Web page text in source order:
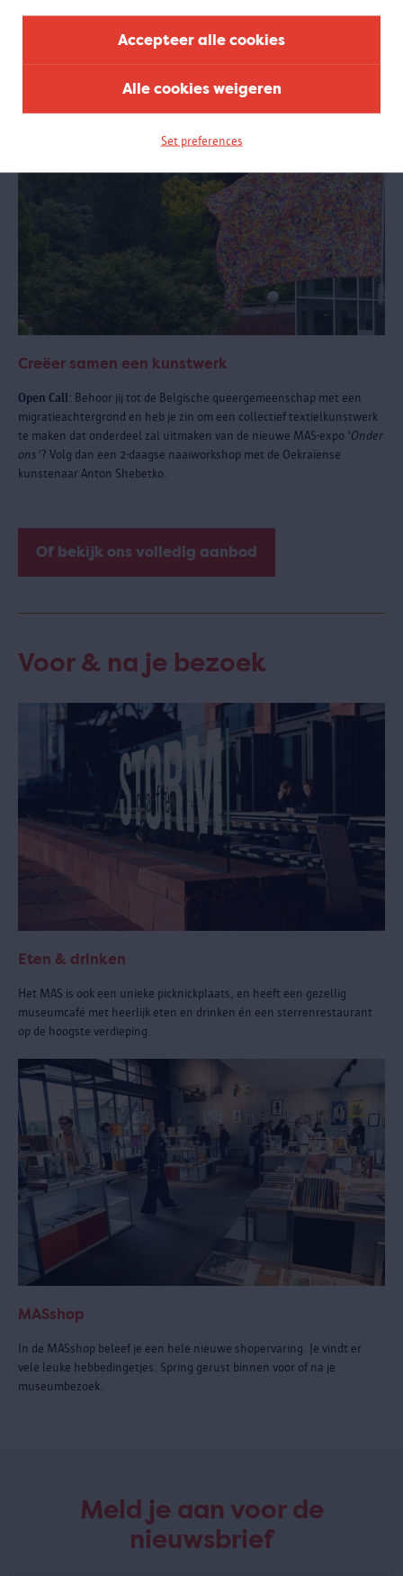
Accepteer alle cookies
Alle cookies weigeren
Set preferences
Creëer samen een kunstwerk
Open Call: Behoor jij tot de Belgische queergemeenschap met een
migratieachtergrond en heb je zin om een collectief textielkunstwerk
te maken dat onderdeel zal uitmaken van de nieuwe MAS-expo 'Onder
ons'? Volg dan een 2-daagse naaiworkshop met de Oekraïense
kunstenaar Anton Shebetko.
Of bekijk ons volledig aanbod
Voor & na je bezoek
Eten & drinken
Het MAS is ook een unieke picknickplaats, en heeft een gezellig
museumcafé met heerlijk eten en drinken én een sterrenrestaurant
op de hoogste verdieping.
MASshop
In de MASshop beleef je een hele nieuwe shopervaring. Je vindt er
vele leuke hebbedingetjes. Spring gerust binnen voor of na je
museumbezoek.
Meld je aan voor de
nieuwsbrief